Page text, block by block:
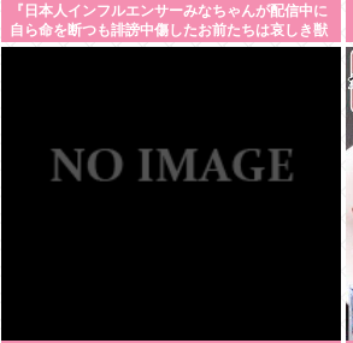
『日本人インフルエンサーみなちゃんが配信中に
自ら命を断つも誹謗中傷したお前たちは哀しき獣
な件』